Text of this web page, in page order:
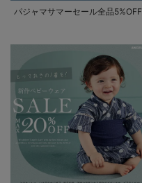
パジャマサマーセール全品5%OFF